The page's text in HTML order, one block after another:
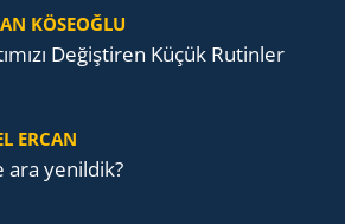
KÖSEOĞLU
De­ğiş­ti­ren Küçük Ru­tin­ler
ERCAN
ara yenildik?